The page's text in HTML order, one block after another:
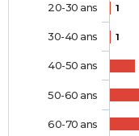
1
1
20-30 ans
30-40 ans
40-50 ans
50-60 ans
60-70 ans